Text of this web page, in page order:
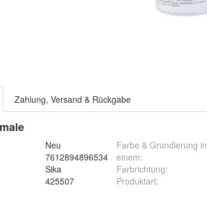
Zahlung, Versand & Rückgabe
Neu
7612894896534
Sika
425507
Farbe & Grundierung in
einem:
Farbrichtung:
Produktart: